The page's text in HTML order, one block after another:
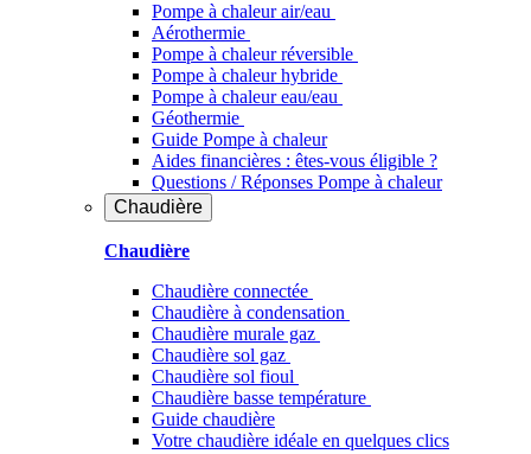
Pompe à chaleur air/eau
Aérothermie
Pompe à chaleur réversible
Pompe à chaleur hybride
Pompe à chaleur​ eau/eau
Géothermie
Guide Pompe à chaleur
Aides financières : êtes-vous éligible ?
Questions / Réponses Pompe à chaleur
Chaudière
Chaudière
Chaudière connectée
Chaudière à condensation
Chaudière murale gaz
Chaudière sol gaz
Chaudière sol fioul
Chaudière basse température
Guide chaudière
Votre chaudière idéale en quelques clics